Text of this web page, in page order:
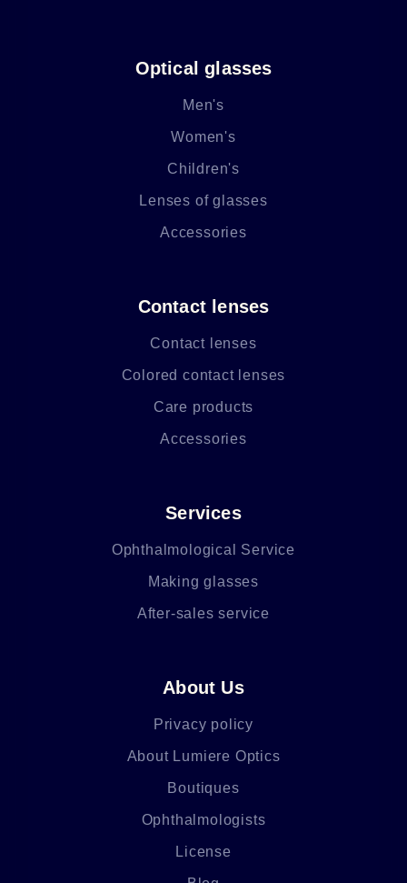
Optical glasses
Men's
Women's
Children's
Lenses of glasses
Accessories
Contact lenses
Contact lenses
Colored contact lenses
Care products
Accessories
Services
Ophthalmological Service
Making glasses
After-sales service
About Us
Privacy policy
About Lumiere Optics
Boutiques
Ophthalmologists
License